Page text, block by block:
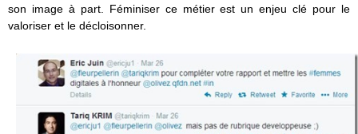
son image à part. Féminiser ce métier est un enjeu clé pour le
valoriser et le décloisonner.